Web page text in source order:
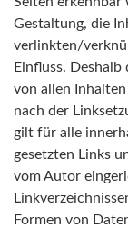
Gestaltung, die
verlinkten/
Einfluss.
von allen
nach der
gilt für alle
gesetzten Links
vom Autor
Formen von